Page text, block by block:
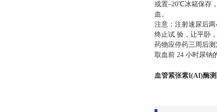
或置–20℃冰箱保存
血。
注意：注射速尿后
终止试 验，让平卧
药物应停药三周后
取血前 24 小时尿钠
血管紧张素I(AI)酶